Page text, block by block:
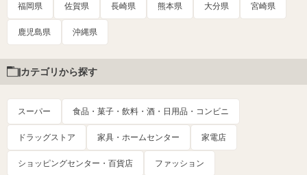
福岡県 佐賀県 長崎県 熊本県 大分県 宮崎県
鹿児島県 沖縄県
カテゴリから探す
スーパー 食品・菓子・飲料・酒・日用品・コンビニ
ドラッグストア 家具・ホームセンター 家電店
ショッピングセンター・百貨店 ファッション